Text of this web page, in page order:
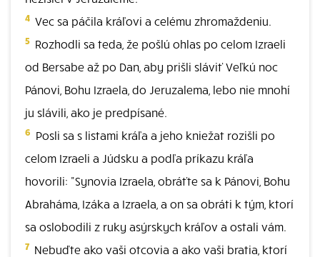
4 Vec sa páčila kráľovi a celému zhromaždeniu.
5 Rozhodli sa teda, že pošlú ohlas po celom Izraeli
od Bersabe až po Dan, aby prišli sláviť Veľkú noc
Pánovi, Bohu Izraela, do Jeruzalema, lebo nie mnohí
ju slávili, ako je predpísané.
6 Posli sa s listami kráľa a jeho kniežat rozišli po
celom Izraeli a Júdsku a podľa príkazu kráľa
hovorili: "Synovia Izraela, obráťte sa k Pánovi, Bohu
Abraháma, Izáka a Izraela, a on sa obráti k tým, ktorí
sa oslobodili z ruky asýrskych kráľov a ostali vám.
7 Nebuďte ako vaši otcovia a ako vaši bratia, ktorí